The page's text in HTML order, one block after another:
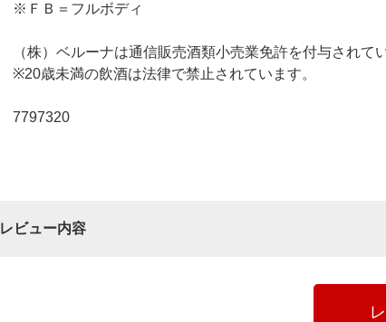
※ＦＢ＝フルボディ
（株）ベルーナは通信販売酒類小売業免許を付与されて
※20歳未満の飲酒は法律で禁止されています。
7797320
レビュー内容